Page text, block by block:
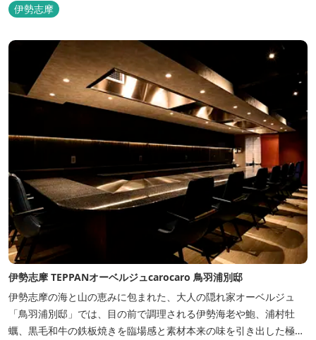
伊勢志摩
伊勢志摩 TEPPANオーベルジュcarocaro 鳥羽浦別邸
伊勢志摩の海と山の恵みに包まれた、大人の隠れ家オーベルジュ
「鳥羽浦別邸」では、目の前で調理される伊勢海老や鮑、浦村牡
蠣、黒毛和牛の鉄板焼きを臨場感と素材本来の味を引き出した極上